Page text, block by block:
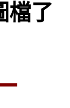
檔了